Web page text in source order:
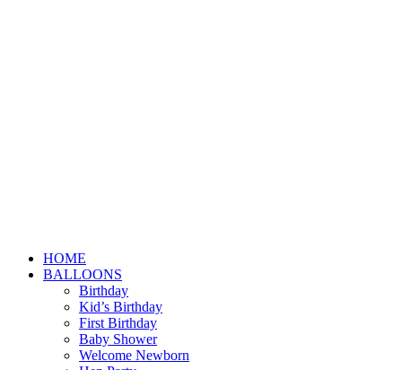
HOME
BALLOONS
Birthday
Kid’s Birthday
First Birthday
Baby Shower
Welcome Newborn